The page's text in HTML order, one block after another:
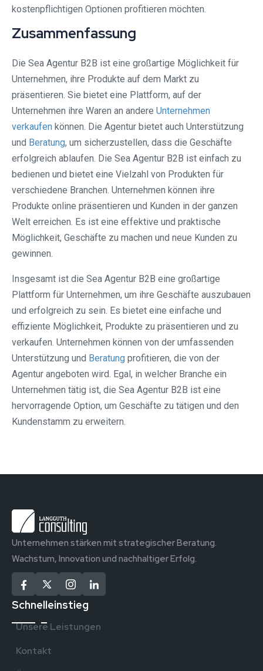
kostenpflichtigen Optionen profitieren möchten.
Zusammenfassung
Die Sea Agentur B2B ist eine großartige Möglichkeit für
Unternehmen, ihre Produkte auf dem Markt zu
präsentieren. Sie bietet eine Plattform, auf der
Unternehmen ihre Waren an andere Unternehmen
verkaufen können. Die Agentur bietet auch Unterstützung
und Beratung, um sicherzustellen, dass die Geschäfte
erfolgreich ablaufen. Die Sea Agentur B2B ist einfach zu
bedienen und bietet eine Vielzahl von Produkten für
verschiedene Branchen. Unternehmen können ihre
Produkte online präsentieren und Kunden in der ganzen
Welt erreichen. Es ist eine effektive und praktische
Möglichkeit, Geschäfte zu machen und neue Kunden zu
gewinnen.
Insgesamt ist die Sea Agentur B2B eine großartige
Plattform für Unternehmen, um ihre Geschäfte auszubauen
und erfolgreich zu sein. Es bietet eine einfache und
effiziente Möglichkeit, Produkte zu präsentieren und zu
verkaufen. Unternehmen können von der umfassenden
Unterstützung und Beratung profitieren, die von der
Agentur angeboten wird. Egal, in welcher Branche ein
Unternehmen tätig ist, die Sea Agentur B2B ist eine
hervorragende Option, um Geschäfte zu tätigen und den
Kundenstamm zu erweitern.
Unternehmen stärken mit strategischer Beratung.
Wachstum, Innovation und nachhaltiger Erfolg.
Schnelleinstieg
Unsere Leistungen
Kontakt